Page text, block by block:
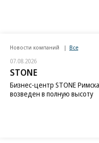
Новости компаний Все
07.08.2026
STONE
Бизнес-центр STONE
возведен в полную высоту